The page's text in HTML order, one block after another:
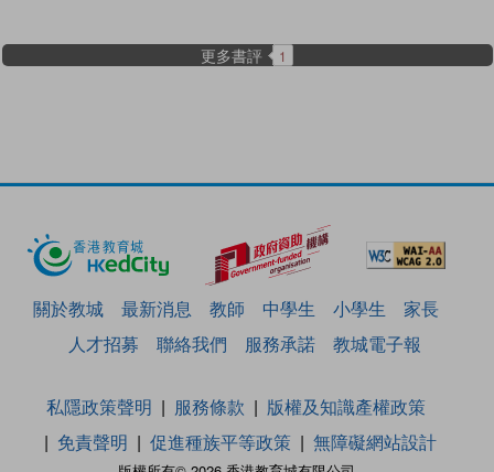
更多書評 1
關於教城 最新消息 教師 中學生 小學生
家長
人才招募
聯絡我們 服務承諾 教城電子報
私隱政策聲明 服務條款
版權及知識產權政策
免責聲明
促進種族平等政策 無障礙網站設計